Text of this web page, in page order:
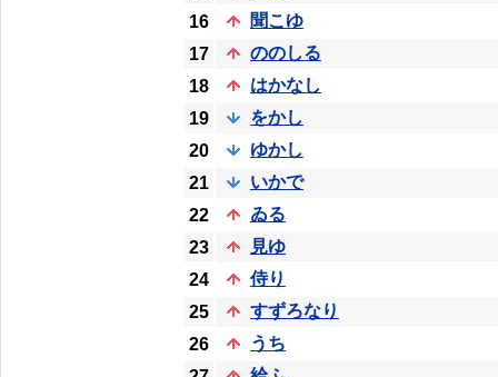
16
聞こゆ
17
ののしる
18
はかなし
19
をかし
20
ゆかし
21
いかで
22
ゐる
23
見ゆ
24
侍り
25
すずろなり
26
うち